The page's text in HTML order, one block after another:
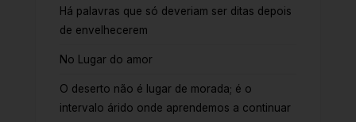
Há palavras que só deveriam ser ditas depois
de envelhecerem
No Lugar do amor
O deserto não é lugar de morada; é o
intervalo árido onde aprendemos a continuar